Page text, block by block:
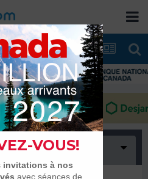
conseils